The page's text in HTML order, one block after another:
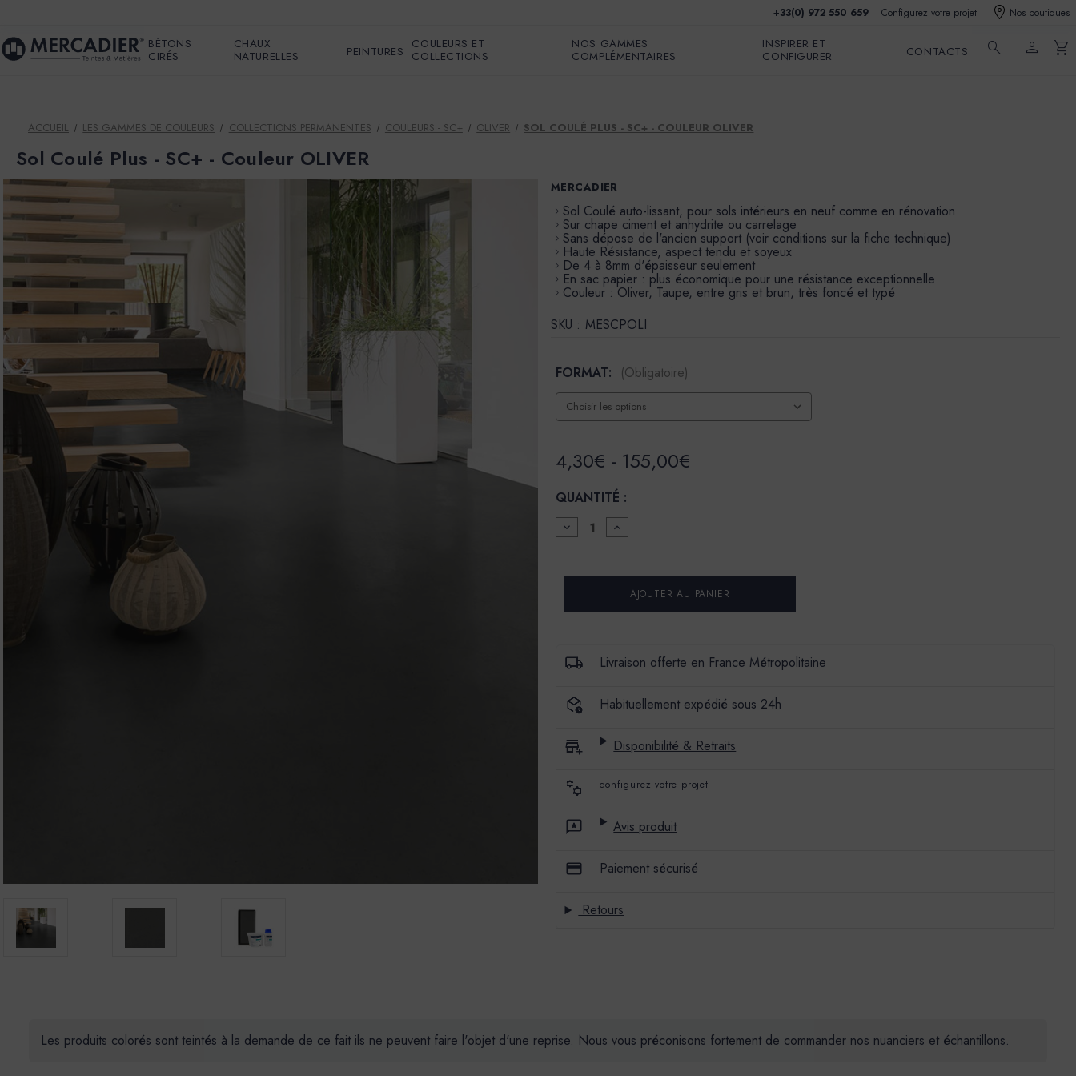
+33(0) 972 550 659 Configurez votre projet Nos boutiques
BÉTONS
CIRÉS
CHAUX
NATURELLES
PEINTURES
COULEURS ET
COLLECTIONS
NOS GAMMES
COMPLÉMENTAIRES
INSPIRER ET
CONFIGURER
CONTACTS search person shopping_cart
ACCUEIL LES GAMMES DE COULEURS COLLECTIONS PERMANENTES COULEURS - SC+ OLIVER SOL COULÉ PLUS - SC+ - COULEUR OLIVER
Sol Coulé Plus - SC+ - Couleur OLIVER
MERCADIER
Sol Coulé auto-lissant, pour sols intérieurs en neuf comme en rénovation
Sur chape ciment et anhydrite ou carrelage
Sans dépose de l'ancien support (voir conditions sur la fiche technique)
Haute Résistance, aspect tendu et soyeux
De 4 à 8mm d'épaisseur seulement
En sac papier : plus économique pour une résistance exceptionnelle
Couleur : Oliver, Taupe, entre gris et brun, très foncé et typé
SKU : MESCPOLI
FORMAT: (Obligatoire)
4,30€ - 155,00€
QUANTITÉ :
DIMINUER
LA
SOL
-
COULEUR
OLIVER
AUGMENTER
LA
SOL
COULÉ
-
COULEUR
OLIVER
Livraison offerte en France Métropolitaine
Habituellement expédié sous 24h
Disponibilité & Retraits
configurez votre projet
Avis produit
Paiement sécurisé
Retours
Les produits colorés sont teintés à la demande de ce fait ils ne peuvent faire l'objet d'une reprise. Nous vous préconisons fortement de commander nos nuanciers et échantillons.